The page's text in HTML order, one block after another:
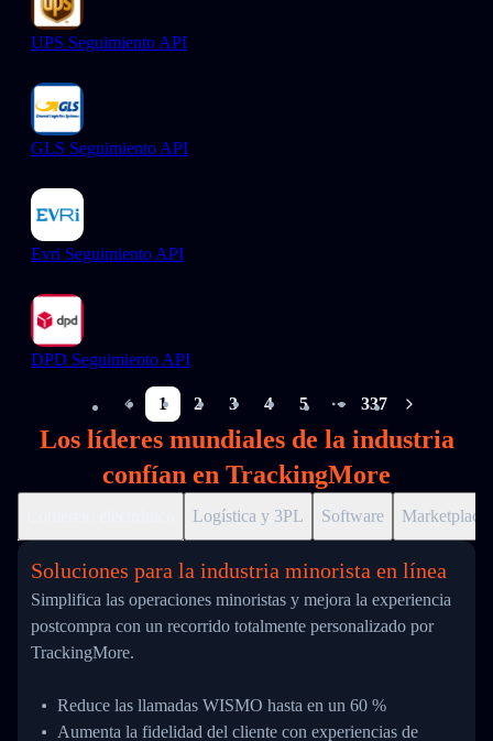
UPS Seguimiento API
GLS Seguimiento API
Evri Seguimiento API
DPD Seguimiento API
1 2 3 4 5
More pages
337
Los líderes mundiales de la industria
confían en TrackingMore
Logística y 3PL Software Marketplace
Soluciones para la industria minorista en línea
Simplifica las operaciones minoristas y mejora la experiencia
postcompra con un recorrido totalmente personalizado por
TrackingMore.
Reduce las llamadas WISMO hasta en un 60 %
Aumenta la fidelidad del cliente con experiencias de